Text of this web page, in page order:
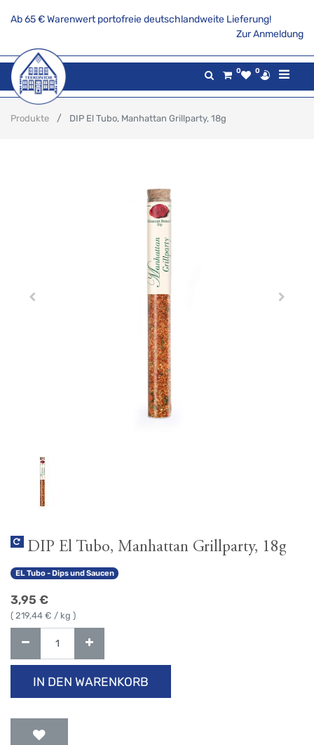
Ab 65 € Warenwert portofreie deutschlandweite Lieferung!
Zur Anmeldung
0 0
Produkte DIP El Tubo, Manhattan Grillparty, 18g
DIP El Tubo, Manhattan Grillparty, 18g
EL Tubo - Dips und Saucen
3,95 €
( 219,44 € / kg )
IN DEN WARENKORB